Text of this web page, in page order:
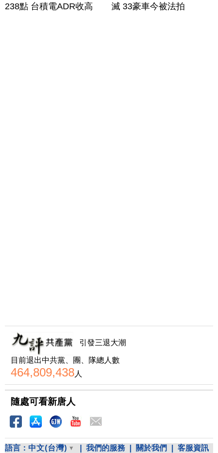
238點 台積電ADR收高
滅 33豪車今被法拍
引發三退大潮
目前退出中共黨、團、隊總人數
464,809,438人
隨處可看新唐人
語言： 中文(台灣) 我們的服務 關於我們 客服資訊